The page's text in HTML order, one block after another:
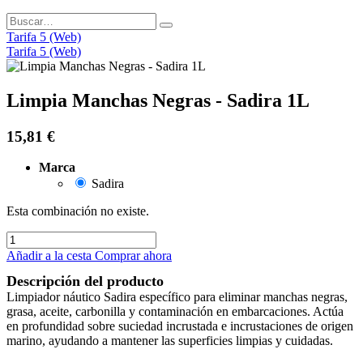
Tarifa 5 (Web)
Tarifa 5 (Web)
Limpia Manchas Negras - Sadira 1L
15,81 €
Marca
Sadira
Esta combinación no existe.
Añadir a la cesta Comprar ahora
Descripción del producto
Limpiador náutico Sadira específico para eliminar manchas negras,
grasa, aceite, carbonilla y contaminación en embarcaciones. Actúa
en profundidad sobre suciedad incrustada e incrustaciones de origen
marino, ayudando a mantener las superficies limpias y cuidadas.